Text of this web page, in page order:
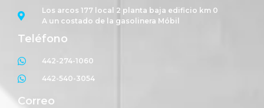
Los arcos 177 local 2 planta baja edificio km 0
A un costado de la gasolinera Móbil
Teléfono
442-274-1060
442-540-3054
Correo